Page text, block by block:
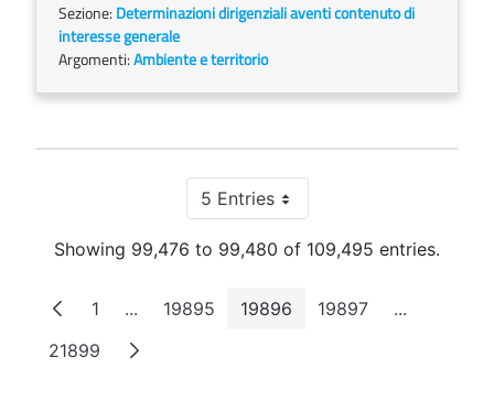
Sezione: Determinazioni dirigenziali aventi contenuto di
interesse generale
Argomenti:Ambiente e territorio
5 EntriesPer Page
Showing 99,476 to 99,480 of 109,495 entries.
Page
1 ...Intermediate Pages
Page
19895 Page
19896 Page
19897 ...
Page
21899